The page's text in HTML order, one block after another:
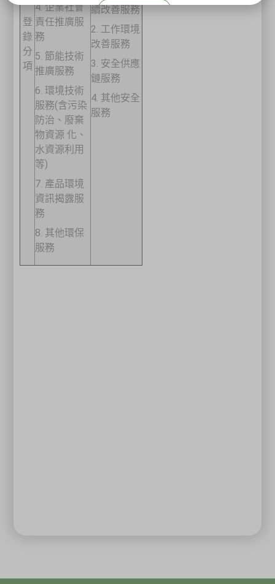
登
錄
分
項
4. 企業社會
責任推廣服
務
5. 節能技術
推廣服務
6. 環境技術
服務(含污染
防治、廢棄
物資源 化、
水資源利用
等)
7. 產品環境
資訊揭露服
務
8. 其他環保
服務
續改善服務
2. 工作環境
改善服務
3. 安全供應
鏈服務
4. 其他安全
服務
關閉